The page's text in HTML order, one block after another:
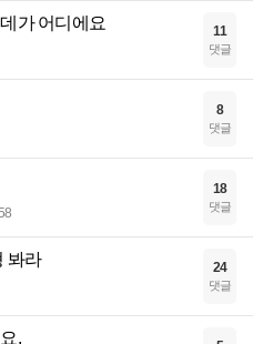
가 어디에요 11
댓글
8
댓글
18
댓글
봐라 24
댓글
.